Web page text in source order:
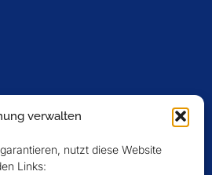
verwalten
nutzt diese Website
Links: